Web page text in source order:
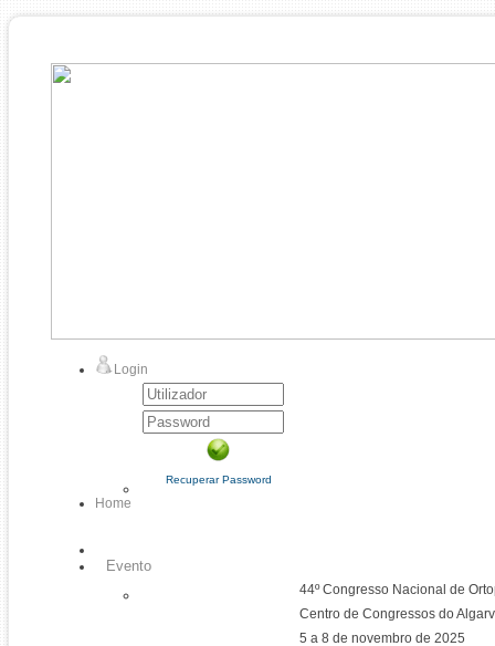
Login
Recuperar Password
Home
Evento
44º Congresso Nacional de
Centro de Congressos do
5 a 8 de novembro de 2025